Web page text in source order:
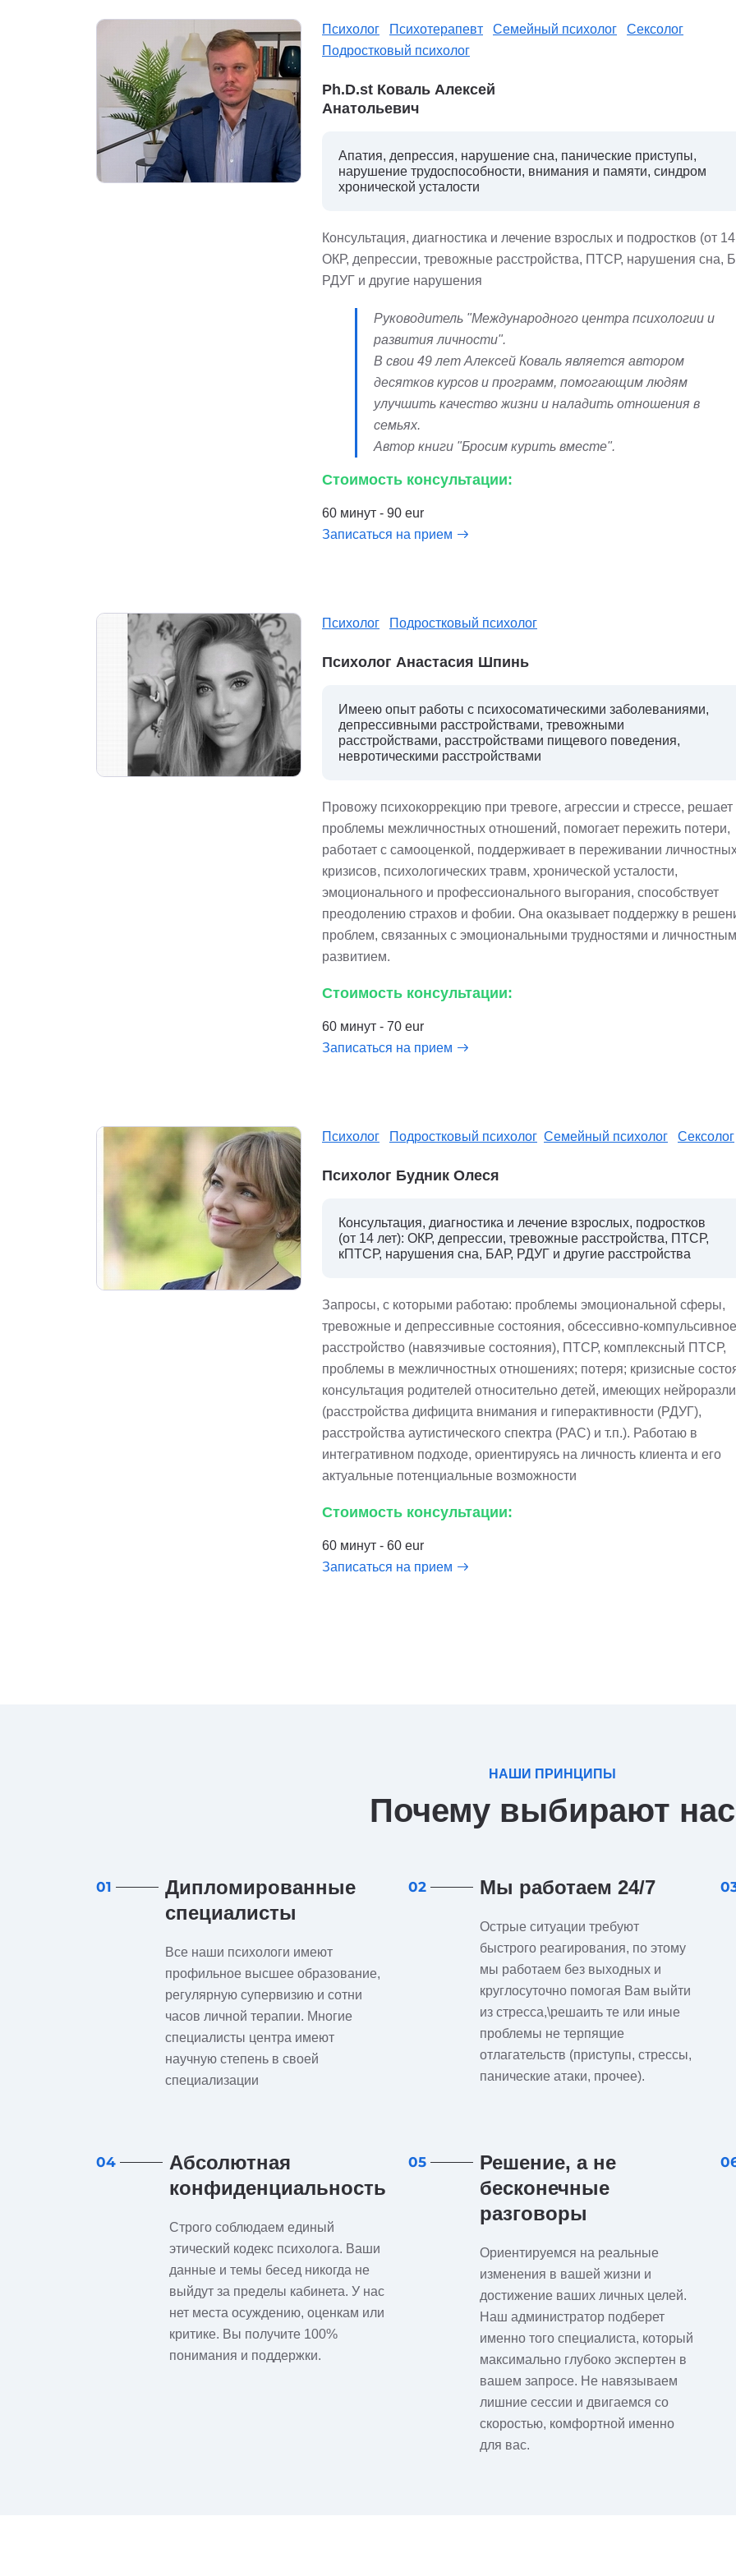
Психолог Психотерапевт Семейный психолог
Сексолог
Подростковый психолог
Ph.D.st Коваль Алексей
Анатольевич
Апатия, депрессия, нарушение сна, панические приступы,
нарушение трудоспособности, внимания и памяти, синдром
хронической усталости
Консультация, диагностика и лечение взрослых и подростков (от 14
ОКР, депрессии, тревожные расстройства, ПТСР, нарушения сна,
РДУГ и другие нарушения
Руководитель "Международного центра психологии и
развития личности".
В свои 49 лет Алексей Коваль является автором
десятков курсов и программ, помогающим людям
улучшить качество жизни и наладить отношения в
семьях.
Автор книги "Бросим курить вместе".
Стоимость консультации:
60 минут - 90 eur
Записаться на прием
Психолог Подростковый психолог
Психолог Анастасия Шпинь
Имеею опыт работы с психосоматическими заболеваниями,
депрессивными расстройствами, тревожными
расстройствами, расстройствами пищевого поведения,
невротическими расстройствами
Провожу психокоррекцию при тревоге, агрессии и стрессе, решает
проблемы межличностных отношений, помогает пережить потери,
работает с самооценкой, поддерживает в переживании
кризисов, психологических травм, хронической усталости,
эмоционального и профессионального выгорания, способствует
преодолению страхов и фобии. Она оказывает поддержку в
проблем, связанных с эмоциональными трудностями и личностным
развитием.
Стоимость консультации:
60 минут - 70 eur
Записаться на прием
Психолог Подростковый психолог Семейный психолог Сексолог
Психолог Будник Олеся
Консультация, диагностика и лечение взрослых, подростков
(от 14 лет): ОКР, депрессии, тревожные расстройства, ПТСР,
кПТСР, нарушения сна, БАР, РДУГ и другие расстройства
Запросы, с которыми работаю: проблемы эмоциональной сферы,
тревожные и депрессивные состояния, обсессивно-компульсивное
расстройство (навязчивые состояния), ПТСР, комплексный ПТСР,
проблемы в межличностных отношениях; потеря; кризисные
консультация родителей относительно детей, имеющих
(расстройства дифицита внимания и гиперактивности (РДУГ),
расстройства аутистического спектра (РАС) и т.п.). Работаю в
интегративном подходе, ориентируясь на личность клиента и его
актуальные потенциальные возможности
Стоимость консультации:
60 минут - 60 eur
Записаться на прием
НАШИ ПРИНЦИПЫ
Почему выбирают нас
01
Дипломированные
специалисты
Все наши психологи имеют
профильное высшее образование,
регулярную супервизию и сотни
часов личной терапии. Многие
специалисты центра имеют
научную степень в своей
специализации
02 Мы работаем 24/7
Острые ситуации требуют
быстрого реагирования, по этому
мы работаем без выходных и
круглосуточно помогая Вам выйти
из стресса,\решаить те или иные
проблемы не терпящие
отлагательств (приступы, стрессы,
панические атаки, прочее).
04
Абсолютная
конфиденциальность
Строго соблюдаем единый
этический кодекс психолога. Ваши
данные и темы бесед никогда не
выйдут за пределы кабинета. У нас
нет места осуждению, оценкам или
критике. Вы получите 100%
понимания и поддержки.
05
Решение, а не
бесконечные
разговоры
Ориентируемся на реальные
изменения в вашей жизни и
достижение ваших личных целей.
Наш администратор подберет
именно того специалиста, который
максимально глубоко экспертен в
вашем запросе. Не навязываем
лишние сессии и двигаемся со
скоростью, комфортной именно
для вас.